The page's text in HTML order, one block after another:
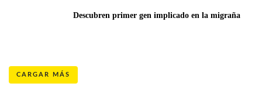
Descubren primer gen implicado en la migraña
CARGAR MÁS